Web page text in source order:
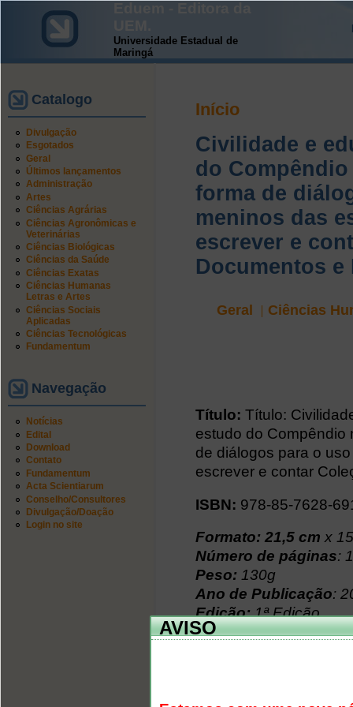
Universidade Estadual de
Maringá
Catalogo
Divulgação
Esgotados
Geral
Últimos lançamentos
Administração
Artes
Ciências Agrárias
Ciências Agronômicas e
Veterinárias
Ciências Biológicas
Ciências da Saúde
Ciências Exatas
Ciências Humanas
Letras e Artes
Ciências Sociais
Aplicadas
Ciências Tecnológicas
Fundamentum
Navegação
Notícias
Edital
Download
Contato
Fundamentum
Acta Scientiarum
Conselho/Consultores
Divulgação/Doação
Login no site
Início
Civilidade e
do
forma de
meninos das
escrever e
Documentos e
Geral Ciências
Título: Título:
estudo do Compêndio
de diálogos para o
escrever e contar
ISBN: 978-85-7628-
Formato: 21,5 cm x
Número de páginas:
Peso: 130g
Ano de Publicação:
Edição:1ª Edição
Assunto: Civilidade;
AVISO